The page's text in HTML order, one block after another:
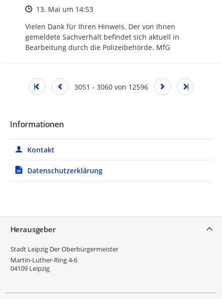
Zeitpunkt des Erstellens
13. Mai um 14:53
Vielen Dank für Ihren Hinweis. Der von Ihnen
gemeldete Sachverhalt befindet sich aktuell in
Bearbeitung durch die Polizeibehörde. MfG
3051 - 3060 von 12596
Informationen
Kontakt
Datenschutzerklärung
Herausgeber
Stadt Leipzig Der Oberbürgermeister
Martin-Luther-Ring 4-6
04109 Leipzig